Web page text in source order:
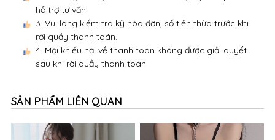
hỗ trợ tư vấn.
3. Vui lòng kiểm tra kỹ hóa đơn, số tiền thừa trước khi
rời quầy thanh toán.
4. Mọi khiếu nại về thanh toán không được giải quyết
sau khi rời quầy thanh toán.
SẢN PHẨM LIÊN QUAN